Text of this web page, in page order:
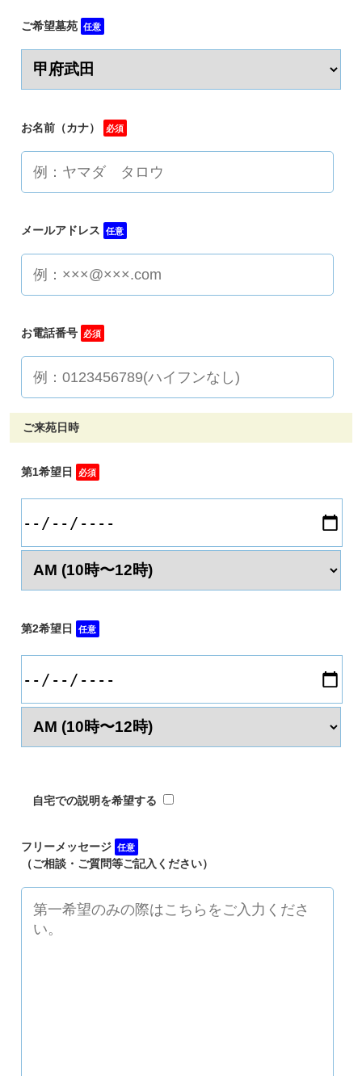
ご希望墓苑 任意
お名前（カナ） 必須
メールアドレス 任意
お電話番号 必須
ご来苑日時
第1希望日 必須
第2希望日 任意
自宅での説明を希望する
フリーメッセージ 任意
（ご相談・ご質問等ご記入ください）